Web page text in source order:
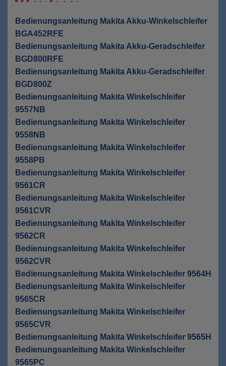
Bedienungsanleitung Makita Akku-Winkelschleifer
BGA452RFE
Bedienungsanleitung Makita Akku-Geradschleifer
BGD800RFE
Bedienungsanleitung Makita Akku-Geradschleifer
BGD800Z
Bedienungsanleitung Makita Winkelschleifer
9557NB
Bedienungsanleitung Makita Winkelschleifer
9558NB
Bedienungsanleitung Makita Winkelschleifer
9558PB
Bedienungsanleitung Makita Winkelschleifer
9561CR
Bedienungsanleitung Makita Winkelschleifer
9561CVR
Bedienungsanleitung Makita Winkelschleifer
9562CR
Bedienungsanleitung Makita Winkelschleifer
9562CVR
Bedienungsanleitung Makita Winkelschleifer 9564H
Bedienungsanleitung Makita Winkelschleifer
9565CR
Bedienungsanleitung Makita Winkelschleifer
9565CVR
Bedienungsanleitung Makita Winkelschleifer 9565H
Bedienungsanleitung Makita Winkelschleifer
9565PC